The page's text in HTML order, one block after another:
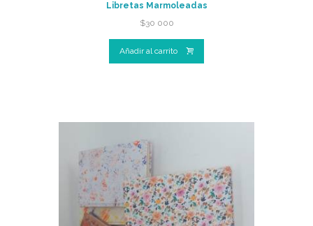
Libretas Marmoleadas
$30 000
Añadir al carrito